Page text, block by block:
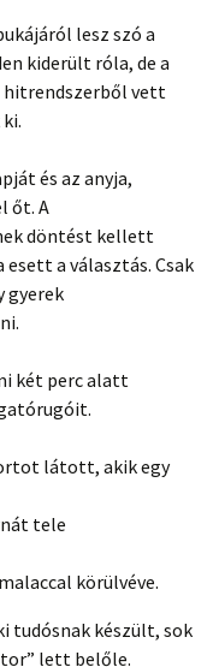
lesz szó a
kiderült róla, de a
hitrendszerből vett
és az anyja,
őt. A
döntést kellett
a választás. Csak
gyerek
két perc alatt
látott, akik egy
tele
körülvéve.
tudósnak készült, sok
lett belőle.